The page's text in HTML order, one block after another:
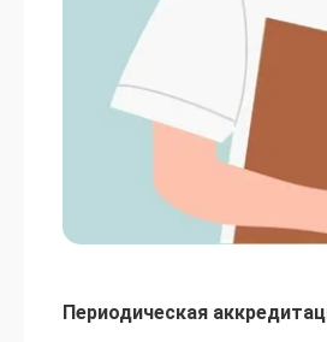
Периодическая